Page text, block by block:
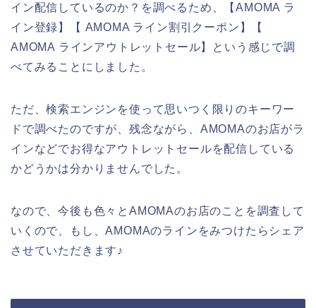
イン配信しているのか？を調べるため、【AMOMA ラ
イン登録】【 AMOMA ライン割引クーポン】【
AMOMA ラインアウトレットセール】という感じで調
べてみることにしました。
ただ、検索エンジンを使って思いつく限りのキーワー
ドで調べたのですが、残念ながら、AMOMAのお店がラ
インなどでお得なアウトレットセールを配信している
かどうかは分かりませんでした。
なので、今後も色々とAMOMAのお店のことを調査して
いくので、もし、AMOMAのラインをみつけたらシェア
させていただきます♪